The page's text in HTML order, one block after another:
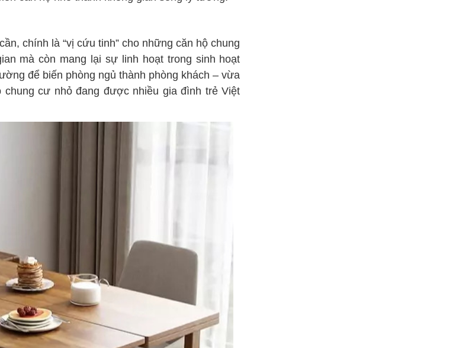
chính là “vị cứu tinh” cho những căn hộ chung
mà còn mang lại sự linh hoạt trong sinh hoạt
để biến phòng ngủ thành phòng khách – vừa
cư nhỏ đang được nhiều gia đình trẻ Việt